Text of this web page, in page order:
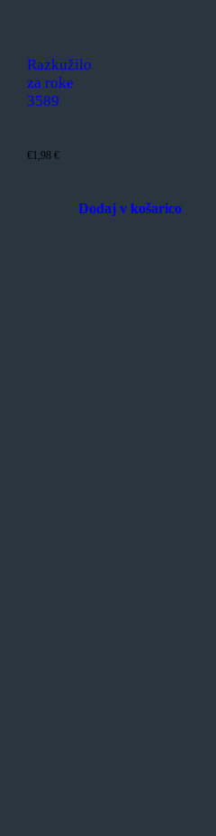
Razkužilo
za roke
3589
€1,98 €
Dodaj v košarico